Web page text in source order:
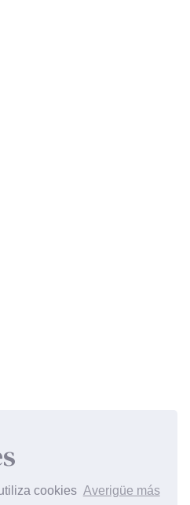
cookies Averigüe más